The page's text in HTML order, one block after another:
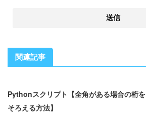
関連記事
Pythonスクリプト【全角がある場合の桁を
そろえる方法】